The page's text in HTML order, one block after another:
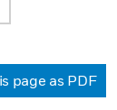
page as PDF